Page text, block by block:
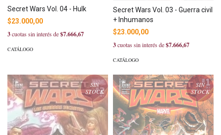
Secret Wars Vol. 04 - Hulk
$23.000,00
3cuotas sin interés de$7.666,67
CATÁLOGO
Secret Wars Vol. 03 - Guerra civil
+ Inhumanos
$23.000,00
3cuotas sin interés de$7.666,67
CATÁLOGO
SIN
STOCK
SIN
STOCK